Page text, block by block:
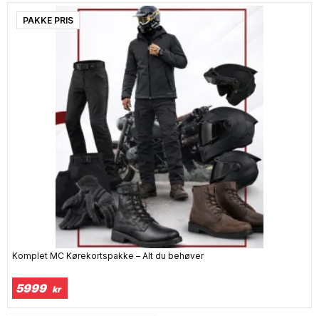
PAKKE PRIS
Komplet MC Kørekortspakke – Alt du behøver
5999 kr